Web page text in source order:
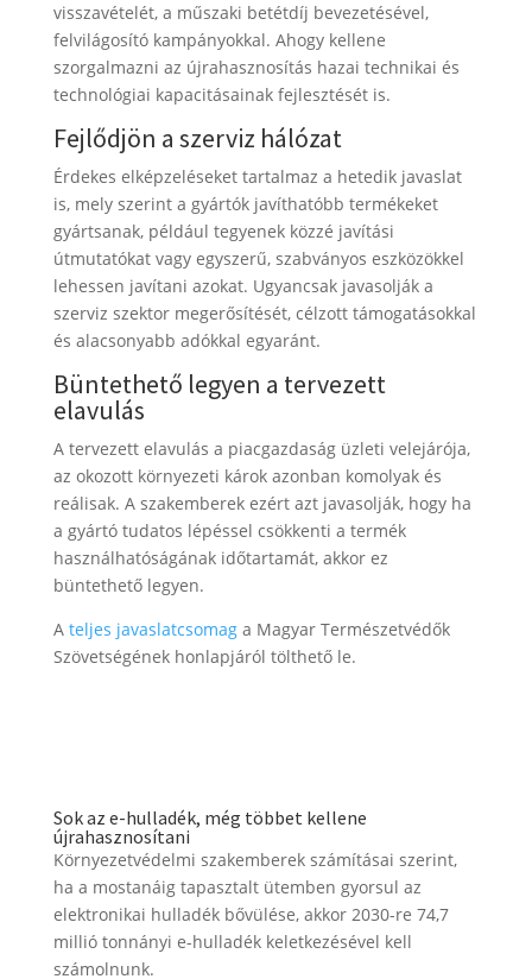
visszavételét, a műszaki betétdíj bevezetésével,
felvilágosító kampányokkal. Ahogy kellene
szorgalmazni az újrahasznosítás hazai technikai és
technológiai kapacitásainak fejlesztését is.
Fejlődjön a szerviz hálózat
Érdekes elképzeléseket tartalmaz a hetedik javaslat
is, mely szerint a gyártók javíthatóbb termékeket
gyártsanak, például tegyenek közzé javítási
útmutatókat vagy egyszerű, szabványos eszközökkel
lehessen javítani azokat. Ugyancsak javasolják a
szerviz szektor megerősítését, célzott támogatásokkal
és alacsonyabb adókkal egyaránt.
Büntethető legyen a tervezett
elavulás
A tervezett elavulás a piacgazdaság üzleti velejárója,
az okozott környezeti károk azonban komolyak és
reálisak. A szakemberek ezért azt javasolják, hogy ha
a gyártó tudatos lépéssel csökkenti a termék
használhatóságának időtartamát, akkor ez
büntethető legyen.
A teljes javaslatcsomaga Magyar Természetvédők
Szövetségének honlapjáról tölthető le.
Sok az e-hulladék, még többet kellene
újrahasznosítani
Környezetvédelmi szakemberek számításai szerint,
ha a mostanáig tapasztalt ütemben gyorsul az
elektronikai hulladék bővülése, akkor 2030-re 74,7
millió tonnányi e-hulladék keletkezésével kell
számolnunk.